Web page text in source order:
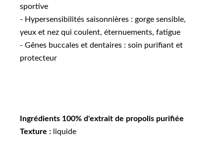
sportive
- Hypersensibilités saisonnières : gorge sensible,
yeux et nez qui coulent, éternuements, fatigue
- Gênes buccales et dentaires : soin purifiant et
protecteur
Ingrédients 100% d'extrait de propolis purifiée
Texture : liquide